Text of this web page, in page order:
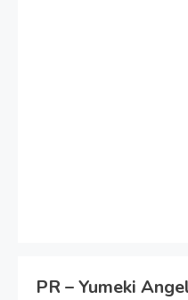
PR – Yumeki